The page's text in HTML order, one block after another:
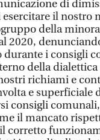
di
il nostro
della
2020,
i consigli
della
richiami e
e superficiale
consigli
il mancato
corretto